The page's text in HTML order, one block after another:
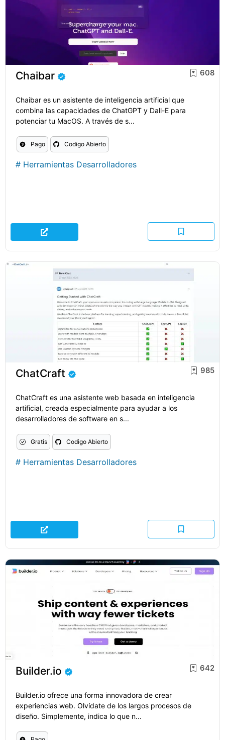
Chaibar 608
Chaibar es un asistente de inteligencia artificial que
combina las capacidades de ChatGPT y Dall-E para
potenciar tu MacOS. A través de s...
Pago Codigo Abierto
# Herramientas Desarrolladores
ChatCraft 985
ChatCraft es una asistente web basada en inteligencia
artificial, creada especialmente para ayudar a los
desarrolladores de software en s...
Gratis Codigo Abierto
# Herramientas Desarrolladores
Builder.io 642
Builder.io ofrece una forma innovadora de crear
experiencias web. Olvídate de los largos procesos de
diseño. Simplemente, indica lo que n...